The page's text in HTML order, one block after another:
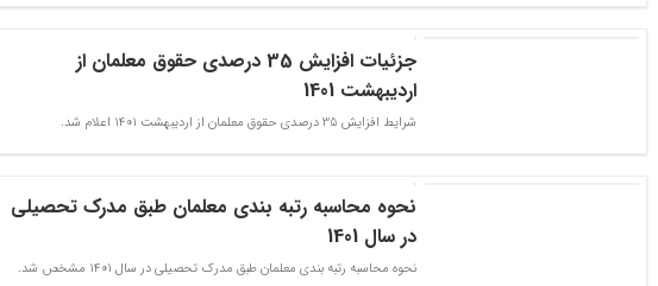
جزئیات افزایش 35 درصدی حقوق معلمان از
اردیبهشت 1401
شرایط افزایش 35 درصدی حقوق معلمان از اردیبهشت 1401 اعلام شد.
نحوه محاسبه رتبه بندی معلمان طبق مدرک تحصیلی
در سال 1401
نحوه محاسبه رتبه بندی معلمان طبق مدرک تحصیلی در سال 1401 مشخص شد.